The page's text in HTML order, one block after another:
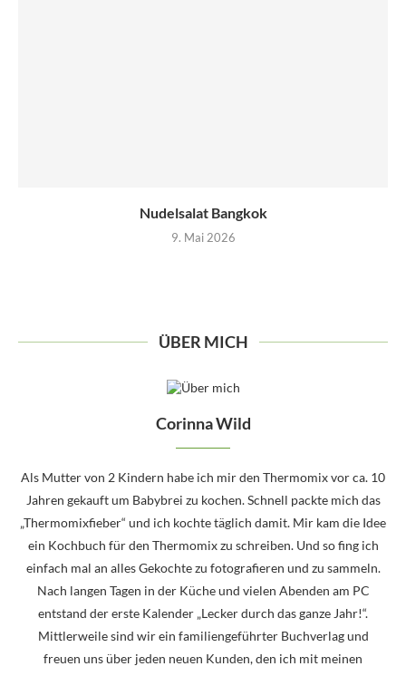
Nudelsalat Bangkok
9. Mai 2026
ÜBER MICH
Corinna Wild
Als Mutter von 2 Kindern habe ich mir den Thermomix vor ca. 10
Jahren gekauft um Babybrei zu kochen. Schnell packte mich das
„Thermomixfieber“ und ich kochte täglich damit. Mir kam die Idee
ein Kochbuch für den Thermomix zu schreiben. Und so fing ich
einfach mal an alles Gekochte zu fotografieren und zu sammeln.
Nach langen Tagen in der Küche und vielen Abenden am PC
entstand der erste Kalender „Lecker durch das ganze Jahr!“.
Mittlerweile sind wir ein familiengeführter Buchverlag und
freuen uns über jeden neuen Kunden, den ich mit meinen